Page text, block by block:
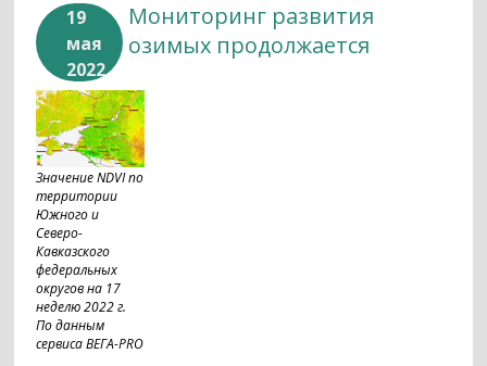
19
мая
2022
Мониторинг развития
озимых продолжается
Значение NDVI по
территории
Южного и
Северо-
Кавказского
федеральных
округов на 17
неделю 2022 г.
По данным
сервиса ВЕГА-PRO